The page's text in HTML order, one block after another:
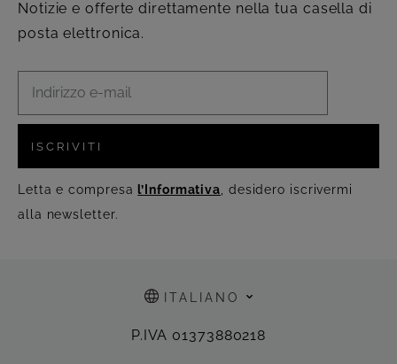
Notizie e offerte direttamente nella tua casella di
posta elettronica.
ISCRIVITI
Letta e compresa l’Informativa , desidero iscrivermi
alla newsletter.
ITALIANO
P.IVA 01373880218